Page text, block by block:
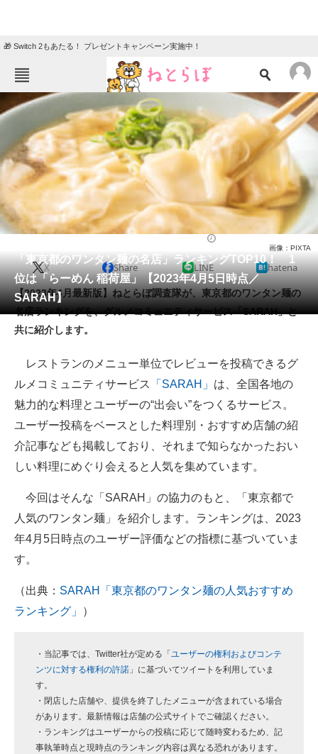
🎁 Switch 2もあたる！ プレゼントキャンペーン実施中！
ねとらぼメニュー
TOP ニュース
エンタメ クイズ
グルメ 地域
住まい 教育・育児
動物 リサーチ
会員記事
メディア
注目記事を集めた総合ページ
スマホと通信の最新トレンド
進化するPCとデバイスの未来
好きが集まる 比べて選べる
ビジネスと働き方のヒント
AI活用のいまが分かる
企業ITのトレンドを詳説
マーケ×ITの今がよく分かる
企業向けIT製品の総合サイト
IT製品の技術・比較・事例
製造業のIT導入・活用を支援
モノづくり技術者専門サイト
「東京都のワンタン麺の名店」ランキングTOP10！ 1
位は「らーめん 稲荷屋」【2023年4月5日時点／
SARAH】
画像：PIXTA
X Share LINE hatena
【2023年4月最新版】ねとらぼ調査隊が、東京都のワンタン麺の
名店ランキングを、グルメコミュニティサービス「SARAH」と
共に紹介します。
レストランのメニュー単位でレビューを投稿できるグ
ルメコミュニティサービス
「SARAH」 は、全国各地の
魅力的な料理とユーザーの“出会い”をつくるサービス。
ユーザー投稿をベースとした料理別・おすすめ店舗の紹
介記事なども掲載しており、それまで知らなかったおい
しい料理にめぐり会えると人気を集めています。
今回はそんな「SARAH」の協力のもと、「東京都で
人気のワンタン麺」を紹介します。ランキングは、2023
年4月5日時点のユーザー評価などの指標に基づいていま
す。
（出典： SARAH「東京都のワンタン麺の人気おすすめ
ランキング」
）
・当記事では、Twitter社が定める「 ユーザーの権利およびコンテ
ンツに対する権利の許諾 」に基づいてツイートを利用していま
す。
・閉店した店舗や、提供を終了したメニューが含まれている場合
があります。最新情報は店舗の公式サイトでご確認ください。
・ランキングはユーザーからの投稿に応じて随時変わるため、記
事執筆時点と現時点のランキング内容は異なる恐れがあります。